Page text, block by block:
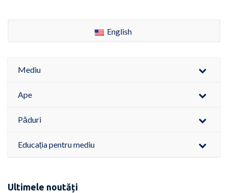
English
Mediu
Ape
Păduri
Educația pentru mediu
Ultimele noutăți